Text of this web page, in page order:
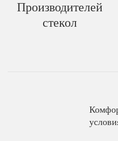
Производителей
стекол